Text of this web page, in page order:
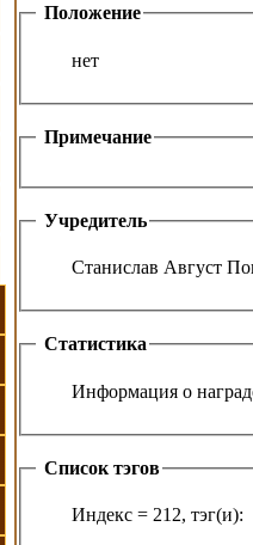
Положение
нет
Примечание
Учредитель
Станислав Август
Статистика
Информация о
Список тэгов
Индекс = 212, тэг(и):